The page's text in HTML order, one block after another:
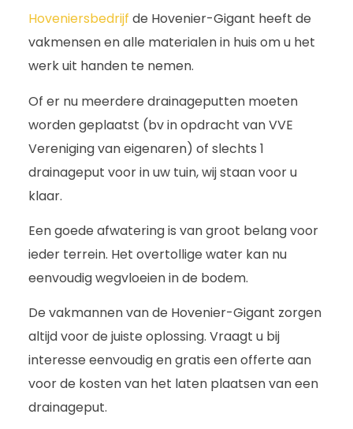
Hoveniersbedrijf de Hovenier-Gigant heeft de
vakmensen en alle materialen in huis om u het
werk uit handen te nemen.
Of er nu meerdere drainageputten moeten
worden geplaatst (bv in opdracht van VVE
Vereniging van eigenaren) of slechts 1
drainageput voor in uw tuin, wij staan voor u
klaar.
Een goede afwatering is van groot belang voor
ieder terrein. Het overtollige water kan nu
eenvoudig wegvloeien in de bodem.
De vakmannen van de Hovenier-Gigant zorgen
altijd voor de juiste oplossing. Vraagt u bij
interesse eenvoudig en gratis een offerte aan
voor de kosten van het laten plaatsen van een
drainageput.